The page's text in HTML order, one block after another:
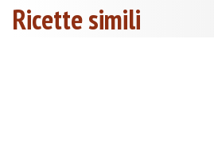
Ricette simili